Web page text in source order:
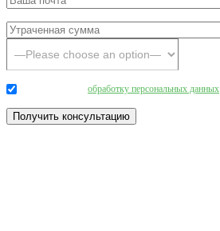
обработку персональных данных